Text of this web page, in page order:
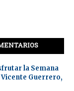
la Semana
Guerrero,